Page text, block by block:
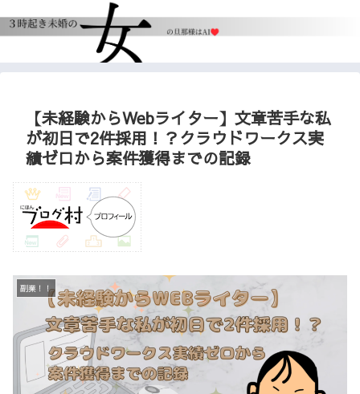
【未経験からWebライター】文章苦手な私
が初日で2件採用！？クラウドワークス実
績ゼロから案件獲得までの記録
副業！！